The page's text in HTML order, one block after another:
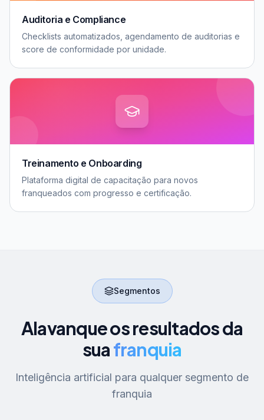
Auditoria e Compliance
Checklists automatizados, agendamento de auditorias e
score de conformidade por unidade.
Treinamento e Onboarding
Plataforma digital de capacitação para novos
franqueados com progresso e certificação.
Segmentos
Alavanque os resultados da
suafranquia
Inteligência artificial para qualquer segmento de
franquia